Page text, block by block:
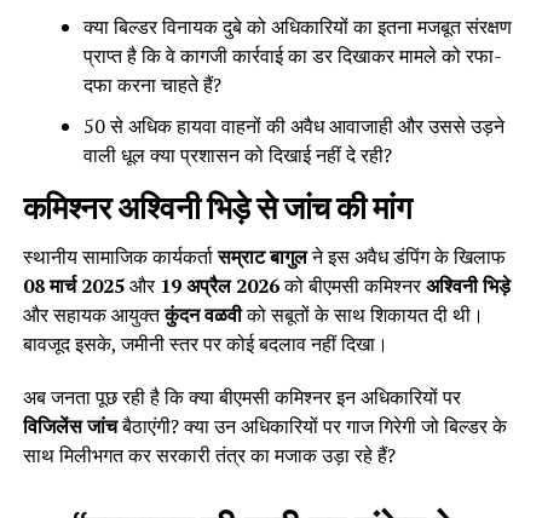
क्या बिल्डर विनायक दुबे को अधिकारियों का इतना मजबूत संरक्षण
प्राप्त है कि वे कागजी कार्रवाई का डर दिखाकर मामले को रफा-
दफा करना चाहते हैं?
50 से अधिक हायवा वाहनों की अवैध आवाजाही और उससे उड़ने
वाली धूल क्या प्रशासन को दिखाई नहीं दे रही?
कमिश्नर अश्विनी भिड़े से जांच की मांग
स्थानीय सामाजिक कार्यकर्तासम्राट बागुलने इस अवैध डंपिंग के खिलाफ
08 मार्च 2025और 19 अप्रैल 2026को बीएमसी कमिश्नरअश्विनी भिड़े
और सहायक आयुक्तकुंदन वळवीको सबूतों के साथ शिकायत दी थी।
बावजूद इसके, जमीनी स्तर पर कोई बदलाव नहीं दिखा।
अब जनता पूछ रही है कि क्या बीएमसी कमिश्नर इन अधिकारियों पर
विजिलेंस जांचबैठाएंगी? क्या उन अधिकारियों पर गाज गिरेगी जो बिल्डर के
साथ मिलीभगत कर सरकारी तंत्र का मजाक उड़ा रहे हैं?